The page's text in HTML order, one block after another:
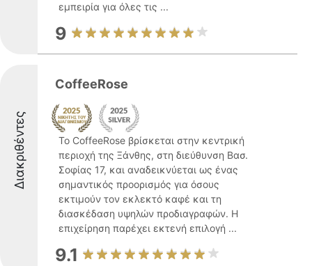
εμπειρία για όλες τις ...
9
Διακριθέντες
CoffeeRose
Το CoffeeRose βρίσκεται στην κεντρική
περιοχή της Ξάνθης, στη διεύθυνση Βασ.
Σοφίας 17, και αναδεικνύεται ως ένας
σημαντικός προορισμός για όσους
εκτιμούν τον εκλεκτό καφέ και τη
διασκέδαση υψηλών προδιαγραφών. Η
επιχείρηση παρέχει εκτενή επιλογή ...
9.1